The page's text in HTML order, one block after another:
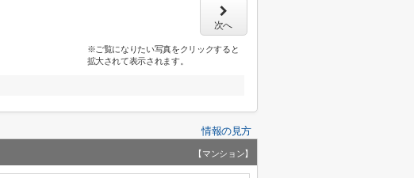
次へ
※ご覧になりたい写真をクリックすると
拡大されて表示されます。
情報の見方
【マンション】